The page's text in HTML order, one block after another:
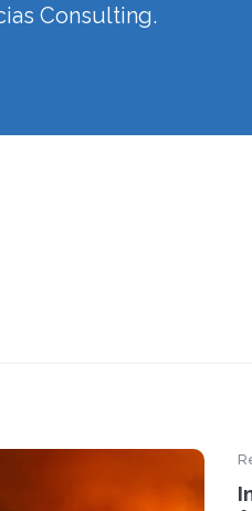
Consulting.